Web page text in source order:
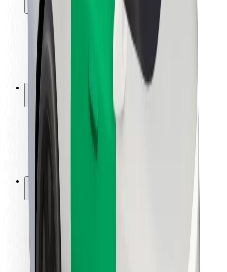
Sərnişin təhlükəsizliyi
Sürücü təhlükəsizliyi
Skuter təhlükəsizliyi
Təhlükəsizlik Laboratoriyası
Məkanlar
Şəhər mühiti üçün həllər
Hava limanları
Bolt enerji doldurma stansiyaları
Sərnişinlər üçün
Sürücülər üçün
Kuryerlər üçün